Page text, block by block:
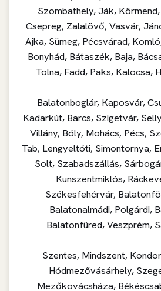
Szombathely, Ják,
Csepreg, Zalalövő, Vasvár,
Ajka, Sümeg, Pécsvárad,
Bonyhád, Bátaszék, Baja,
Tolna, Fadd, Paks, Kalocsa,
Balatonboglár, Kaposvár,
Kadarkút, Barcs, Szigetvár,
Villány, Bóly, Mohács, Pécs,
Tab, Lengyeltóti, Simontornya,
Solt, Szabadszállás,
Kunszentmiklós,
Székesfehérvár,
Balatonalmádi, Polgárdi,
Balatonfüred, Veszprém,
Szentes, Mindszent,
Hódmezővásárhely,
Mezőkovácsháza,